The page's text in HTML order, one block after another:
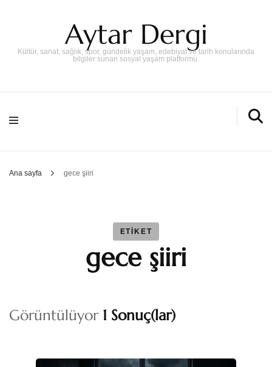
Aytar Dergi
Kültür, sanat, sağlık, spor, gündelik yaşam, edebiyat ve tarih konularında
bilgiler sunan sosyal yaşam platformu.
Ana sayfa gece şiiri
ETIKET
gece şiiri
Görüntülüyor 1 Sonuç(lar)